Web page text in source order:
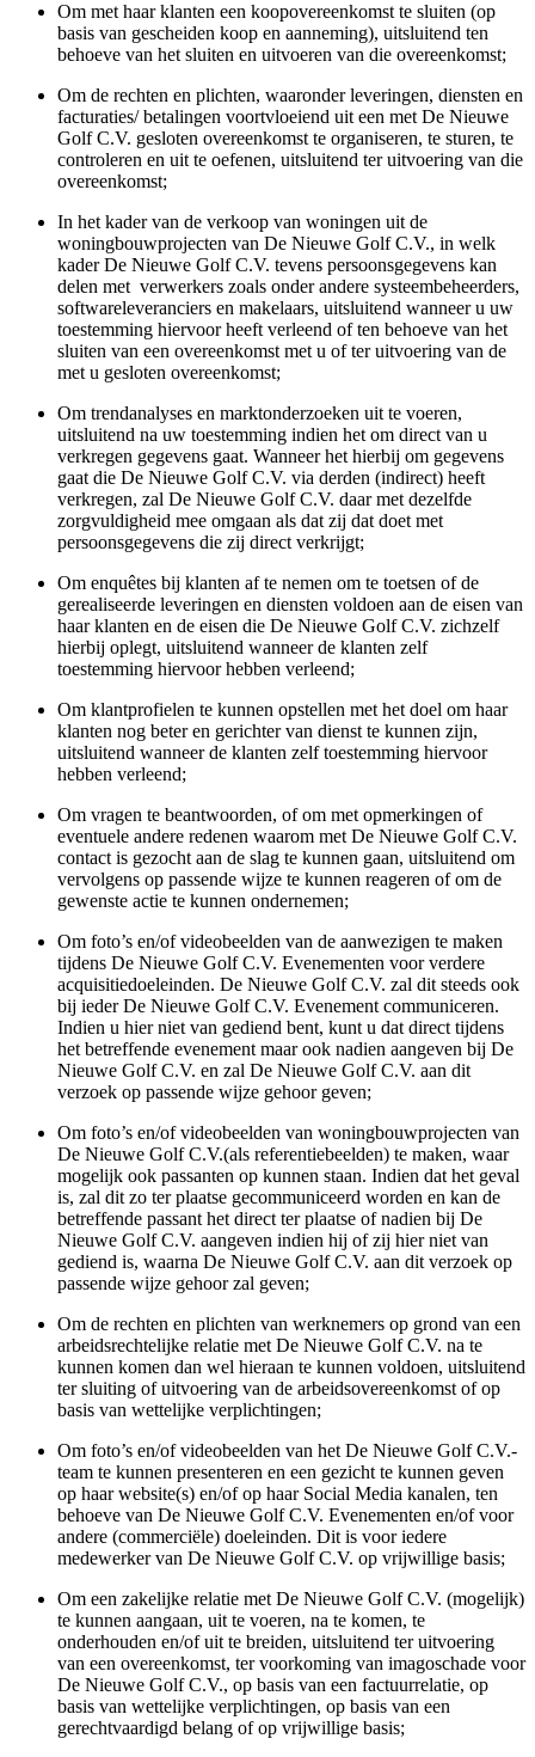
Om met haar klanten een koopovereenkomst te sluiten (op
basis van gescheiden koop en aanneming), uitsluitend ten
behoeve van het sluiten en uitvoeren van die overeenkomst;
Om de rechten en plichten, waaronder leveringen, diensten en
facturaties/ betalingen voortvloeiend uit een met De Nieuwe
Golf C.V. gesloten overeenkomst te organiseren, te sturen, te
controleren en uit te oefenen, uitsluitend ter uitvoering van die
overeenkomst;
In het kader van de verkoop van woningen uit de
woningbouwprojecten van De Nieuwe Golf C.V., in welk
kader De Nieuwe Golf C.V. tevens persoonsgegevens kan
delen met verwerkers zoals onder andere systeembeheerders,
softwareleveranciers en makelaars, uitsluitend wanneer u uw
toestemming hiervoor heeft verleend of ten behoeve van het
sluiten van een overeenkomst met u of ter uitvoering van de
met u gesloten overeenkomst;
Om trendanalyses en marktonderzoeken uit te voeren,
uitsluitend na uw toestemming indien het om direct van u
verkregen gegevens gaat. Wanneer het hierbij om gegevens
gaat die De Nieuwe Golf C.V. via derden (indirect) heeft
verkregen, zal De Nieuwe Golf C.V. daar met dezelfde
zorgvuldigheid mee omgaan als dat zij dat doet met
persoonsgegevens die zij direct verkrijgt;
Om enquêtes bij klanten af te nemen om te toetsen of de
gerealiseerde leveringen en diensten voldoen aan de eisen van
haar klanten en de eisen die De Nieuwe Golf C.V. zichzelf
hierbij oplegt, uitsluitend wanneer de klanten zelf
toestemming hiervoor hebben verleend;
Om klantprofielen te kunnen opstellen met het doel om haar
klanten nog beter en gerichter van dienst te kunnen zijn,
uitsluitend wanneer de klanten zelf toestemming hiervoor
hebben verleend;
Om vragen te beantwoorden, of om met opmerkingen of
eventuele andere redenen waarom met De Nieuwe Golf C.V.
contact is gezocht aan de slag te kunnen gaan, uitsluitend om
vervolgens op passende wijze te kunnen reageren of om de
gewenste actie te kunnen ondernemen;
Om foto’s en/of videobeelden van de aanwezigen te maken
tijdens De Nieuwe Golf C.V. Evenementen voor verdere
acquisitiedoeleinden. De Nieuwe Golf C.V. zal dit steeds ook
bij ieder De Nieuwe Golf C.V. Evenement communiceren.
Indien u hier niet van gediend bent, kunt u dat direct tijdens
het betreffende evenement maar ook nadien aangeven bij De
Nieuwe Golf C.V. en zal De Nieuwe Golf C.V. aan dit
verzoek op passende wijze gehoor geven;
Om foto’s en/of videobeelden van woningbouwprojecten van
De Nieuwe Golf C.V.(als referentiebeelden) te maken, waar
mogelijk ook passanten op kunnen staan. Indien dat het geval
is, zal dit zo ter plaatse gecommuniceerd worden en kan de
betreffende passant het direct ter plaatse of nadien bij De
Nieuwe Golf C.V. aangeven indien hij of zij hier niet van
gediend is, waarna De Nieuwe Golf C.V. aan dit verzoek op
passende wijze gehoor zal geven;
Om de rechten en plichten van werknemers op grond van een
arbeidsrechtelijke relatie met De Nieuwe Golf C.V. na te
kunnen komen dan wel hieraan te kunnen voldoen, uitsluitend
ter sluiting of uitvoering van de arbeidsovereenkomst of op
basis van wettelijke verplichtingen;
Om foto’s en/of videobeelden van het De Nieuwe Golf C.V.-
team te kunnen presenteren en een gezicht te kunnen geven
op haar website(s) en/of op haar Social Media kanalen, ten
behoeve van De Nieuwe Golf C.V. Evenementen en/of voor
andere (commerciële) doeleinden. Dit is voor iedere
medewerker van De Nieuwe Golf C.V. op vrijwillige basis;
Om een zakelijke relatie met De Nieuwe Golf C.V. (mogelijk)
te kunnen aangaan, uit te voeren, na te komen, te
onderhouden en/of uit te breiden, uitsluitend ter uitvoering
van een overeenkomst, ter voorkoming van imagoschade voor
De Nieuwe Golf C.V., op basis van een factuurrelatie, op
basis van wettelijke verplichtingen, op basis van een
gerechtvaardigd belang of op vrijwillige basis;